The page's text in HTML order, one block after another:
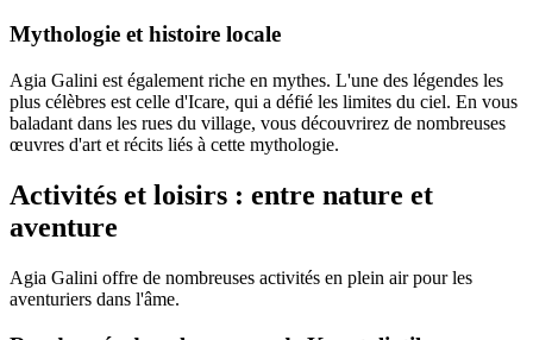
Mythologie et histoire locale
Agia Galini est également riche en mythes. L'une des légendes les
plus célèbres est celle d'Icare, qui a défié les limites du ciel. En vous
baladant dans les rues du village, vous découvrirez de nombreuses
œuvres d'art et récits liés à cette mythologie.
Activités et loisirs : entre nature et
aventure
Agia Galini offre de nombreuses activités en plein air pour les
aventuriers dans l'âme.